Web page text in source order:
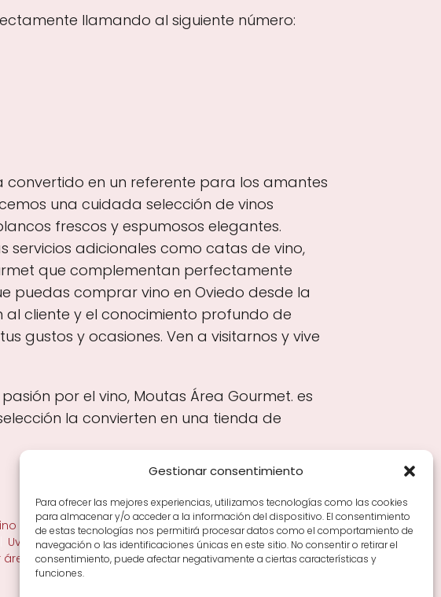
Gestionar consentimiento
Para ofrecer las mejores experiencias, utilizamos tecnologías como las cookies
para almacenar y/o acceder a la información del dispositivo. El consentimiento
de estas tecnologías nos permitirá procesar datos como el comportamiento de
navegación o las identificaciones únicas en este sitio. No consentir o retirar el
consentimiento, puede afectar negativamente a ciertas características y
funciones.
llamando al siguiente número:
convertido en un referente para los amantes
una cuidada selección de vinos
frescos y espumosos elegantes.
servicios adicionales como catas de vino,
que complementan perfectamente
puedas comprar vino en Oviedo desde la
cliente y el conocimiento profundo de
gustos y ocasiones. Ven a visitarnos y vive
por el vino, Moutas Área Gourmet. es
la convierten en una tienda de
en la mesa Tiendas de vino por ciudades
Tipos de Rioja y
Uvas y viñedo en Rioja Vino Rioja para empezar
Zonas de Rioja y